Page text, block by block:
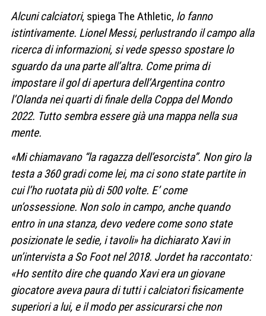
Alcuni calciatori, spiega The Athletic, lo fanno
istintivamente. Lionel Messi, perlustrando il campo alla
ricerca di informazioni, si vede spesso spostare lo
sguardo da una parte all’altra. Come prima di
impostare il gol di apertura dell’Argentina contro
l’Olanda nei quarti di finale della Coppa del Mondo
2022. Tutto sembra essere già una mappa nella sua
mente.
«Mi chiamavano “la ragazza dell’esorcista”. Non giro la
testa a 360 gradi come lei, ma ci sono state partite in
cui l’ho ruotata più di 500 volte. E’ come
un’ossessione. Non solo in campo, anche quando
entro in una stanza, devo vedere come sono state
posizionate le sedie, i tavoli» ha dichiarato Xavi in
un’intervista a So Foot nel 2018. Jordet ha raccontato:
«Ho sentito dire che quando Xavi era un giovane
giocatore aveva paura di tutti i calciatori fisicamente
superiori a lui, e il modo per assicurarsi che non